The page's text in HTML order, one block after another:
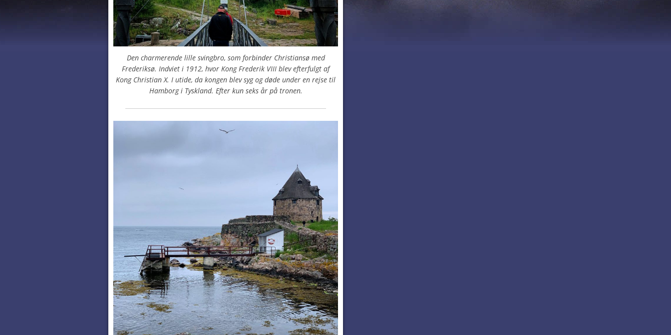
Den charmerende lille svingbro, som forbinder Christiansø med
Frederiksø. Indviet i 1912, hvor Kong Frederik VIII blev efterfulgt af
Kong Christian X. I utide, da kongen blev syg og døde under en rejse til
Hamborg i Tyskland. Efter kun seks år på tronen.